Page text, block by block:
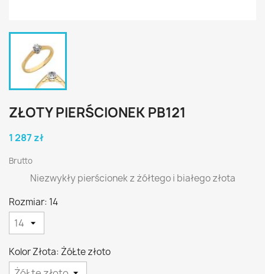
ZŁOTY PIERŚCIONEK PB121
1 287 zł
Brutto
Niezwykły pierścionek z żółtego i białego złota
Rozmiar: 14
Kolor Złota: ŻóŁte złoto